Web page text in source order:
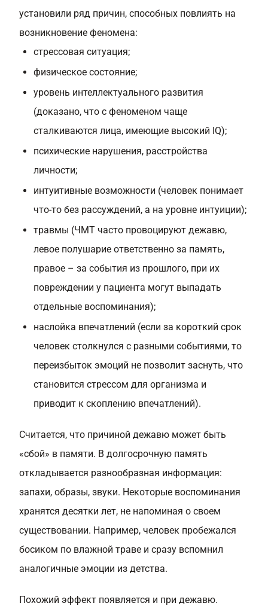
установили ряд причин, способных повлиять на
возникновение феномена:
стрессовая ситуация;
физическое состояние;
уровень интеллектуального развития
(доказано, что с феноменом чаще
сталкиваются лица, имеющие высокий IQ);
психические нарушения, расстройства
личности;
интуитивные возможности (человек понимает
что-то без рассуждений, а на уровне интуиции);
травмы (ЧМТ часто провоцируют дежавю,
левое полушарие ответственно за память,
правое – за события из прошлого, при их
повреждении у пациента могут выпадать
отдельные воспоминания);
наслойка впечатлений (если за короткий срок
человек столкнулся с разными событиями, то
переизбыток эмоций не позволит заснуть, что
становится стрессом для организма и
приводит к скоплению впечатлений).
Считается, что причиной дежавю может быть
«сбой» в памяти. В долгосрочную память
откладывается разнообразная информация:
запахи, образы, звуки. Некоторые воспоминания
хранятся десятки лет, не напоминая о своем
существовании. Например, человек пробежался
босиком по влажной траве и сразу вспомнил
аналогичные эмоции из детства.
Похожий эффект появляется и при дежавю.